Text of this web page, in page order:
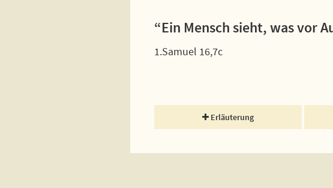
“Ein Mensch sieht, was vor
1.Samuel 16,7c
Erläuterung